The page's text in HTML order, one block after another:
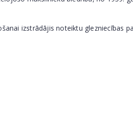
izstrādājis noteiktu glezniecības